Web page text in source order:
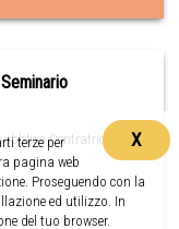
Centrafricana
X
terze per
pagina web
Proseguendo con la
ed utilizzo. In
del tuo browser.